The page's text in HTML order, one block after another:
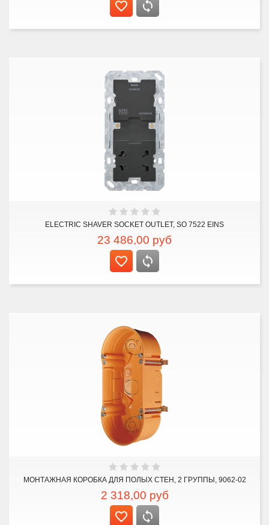
ELECTRIC SHAVER SOCKET OUTLET, SO 7522 EINS
23 486,00 руб
МОНТАЖНАЯ КОРОБКА ДЛЯ ПОЛЫХ СТЕН, 2 ГРУППЫ, 9062-02
2 318,00 руб